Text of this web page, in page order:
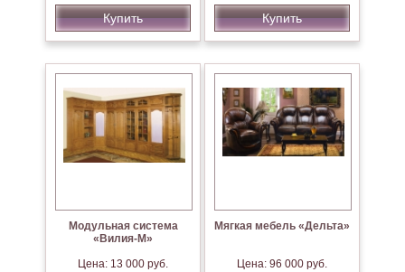
Купить Купить
Модульная система
«Вилия-М»
Цена: 13 000 руб.
Мягкая мебель «Дельта»
Цена: 96 000 руб.